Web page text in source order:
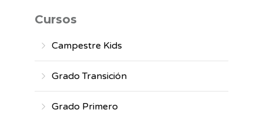
Cursos
Campestre Kids
Grado Transición
Grado Primero